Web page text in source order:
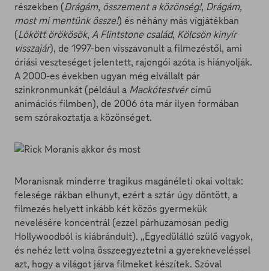
részekben (Drágám, összement a közönség!, Drágám,
most mi mentünk össze!) és néhány más vígjátékban
(Lökött örökösök, A Flintstone család, Kölcsön kinyír
visszajár), de 1997-ben visszavonult a filmezéstől, ami
óriási veszteséget jelentett, rajongói azóta is hiányolják.
A 2000-es években ugyan még elvállalt pár
szinkronmunkát (például a Mackótestvércímű
animációs filmben), de 2006 óta már ilyen formában
sem szórakoztatja a közönséget.
Moranisnak minderre tragikus magánéleti okai voltak:
felesége rákban elhunyt, ezért a sztár úgy döntött, a
filmezés helyett inkább két közös gyermekük
nevelésére koncentrál (ezzel párhuzamosan pedig
Hollywoodból is kiábrándult). „Egyedülálló szülő vagyok,
és nehéz lett volna összeegyeztetni a gyerekneveléssel
azt, hogy a világot járva filmeket készítek. Szóval